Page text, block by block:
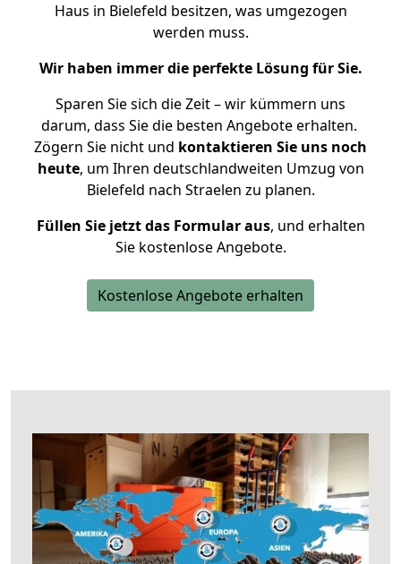
Haus in Bielefeld besitzen, was umgezogen
werden muss.
Wir haben immer die perfekte Lösung für Sie.
Sparen Sie sich die Zeit – wir kümmern uns
darum, dass Sie die besten Angebote erhalten.
Zögern Sie nicht und kontaktieren Sie uns noch
heute, um Ihren deutschlandweiten Umzug von
Bielefeld nach Straelen zu planen.
Füllen Sie jetzt das Formular aus, und erhalten
Sie kostenlose Angebote.
Kostenlose Angebote erhalten